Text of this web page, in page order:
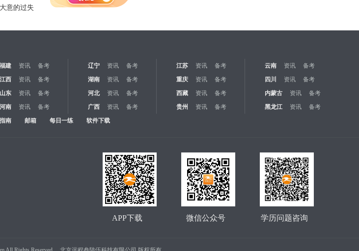
意的过失
福建 资讯 备考 辽宁 资讯 备考 江苏 资讯 备考 云南 资讯
备考
江西 资讯 备考 湖南 资讯 备考 重庆 资讯 备考 四川 资讯
备考
山东 资讯 备考 河北 资讯 备考 西藏 资讯 备考 内蒙古 资讯
备考
河南 资讯 备考 广西 资讯 备考 贵州 资讯 备考 黑龙江 资讯
备考
指南 邮箱 每日一练 软件下载
学历问题咨询
微信公众号
APP下载